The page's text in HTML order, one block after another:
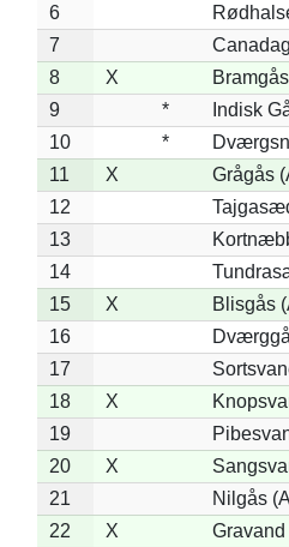
6
7
8
X
9
*
Indisk
10
*
11
X
Grågås
12
13
14
15
X
Blisgås
16
17
18
X
19
20
X
21
Nilgås
22
X
Gravand